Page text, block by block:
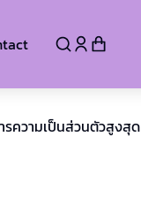
รความเป็นส่วนตัวสูงสุด